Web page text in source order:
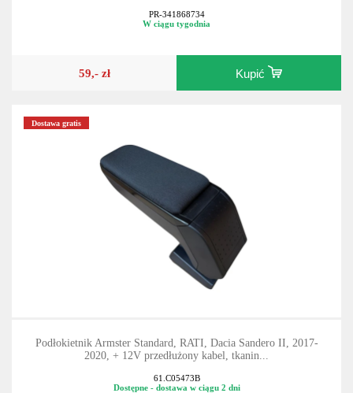
PR-341868734
W ciągu tygodnia
59,- zł Kupić
Dostawa gratis
Podłokietnik Armster Standard, RATI, Dacia Sandero II, 2017-
2020, + 12V przedłużony kabel, tkanin...
61.C05473B
Dostępne - dostawa w ciągu 2 dni